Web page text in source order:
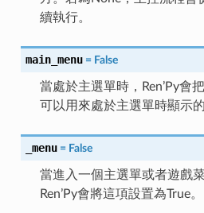
續執行。
main_menu = False
當處於主選單時，Ren’Py會
可以用來處於主選單時顯示
_menu = False
當進入一個主選單或者遊戲
Ren’Py會將這項設置為True。